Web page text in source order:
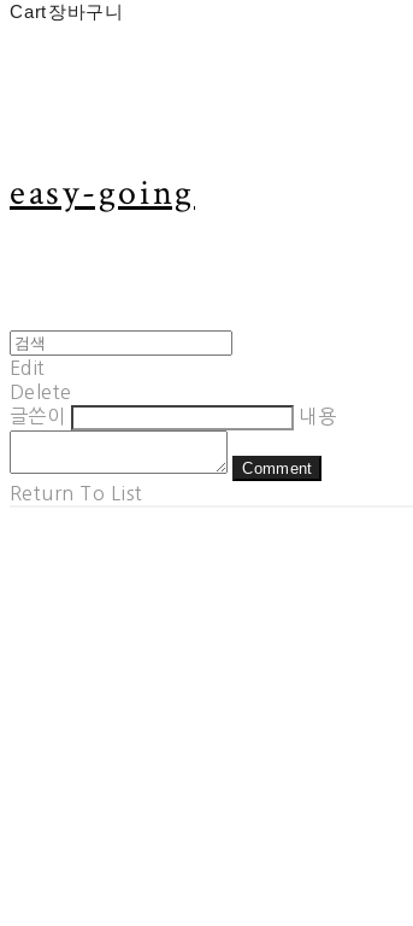
Cart장바구니
easy-going
Edit
Delete
글쓴이
내용
Comment
Return To List